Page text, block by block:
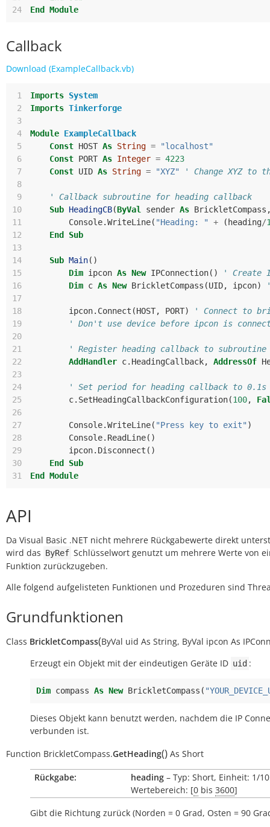
24
End Module
Callback
Download (ExampleCallback.vb)
1 Imports System
2
Imports Tinkerforge
3
4
Module ExampleCallback
5
Const HOST As String =
"localhost"
6
Const PORT As Integer = 4223
7
Const UID As String = "XYZ"
' Change XYZ to
8
9
' Callback subroutine for heading callback
10
Sub HeadingCB(ByVal sender As BrickletCompass
11
Console.WriteLine( "Heading: " + ( heading/
12
End
Sub
13
14
Sub Main()
15
Dim ipcon As New IPConnection()
' Create
16
Dim c As New BrickletCompass (UID, ipcon)
17
18
ipcon. Connect (HOST, PORT)
' Connect to
19
' Don't use device before ipcon is
20
21
' Register heading callback to subroutine
22
AddHandler c. HeadingCallback, AddressOf
23
24
' Set period for heading callback to 0.1s
25
c. SetHeadingCallbackConfiguration(100,
26
27
Console.WriteLine( "Press key to exit" )
28
Console. ReadLine()
29
ipcon. Disconnect ()
30
End
Sub
31
End Module
API
Da Visual Basic .NET nicht mehrere Rückgabewerte direkt
wird das ByRef Schlüsselwort genutzt um mehrere Werte von
Funktion zurückzugeben.
Alle folgend aufgelisteten Funktionen und Prozeduren sind
Grundfunktionen
Class BrickletCompass(ByVal uid As String, ByVal ipcon As
Erzeugt ein Objekt mit der eindeutigen Geräte ID uid :
Dim compass As New BrickletCompass (
Dieses Objekt kann benutzt werden, nachdem die IP
verbunden ist.
Function BrickletCompass.GetHeading() As Short
Rückgabe: heading – Typ: Short, Einheit: 1/
Wertebereich: [0 bis 3600]
Gibt die Richtung zurück (Norden = 0 Grad, Osten = 90